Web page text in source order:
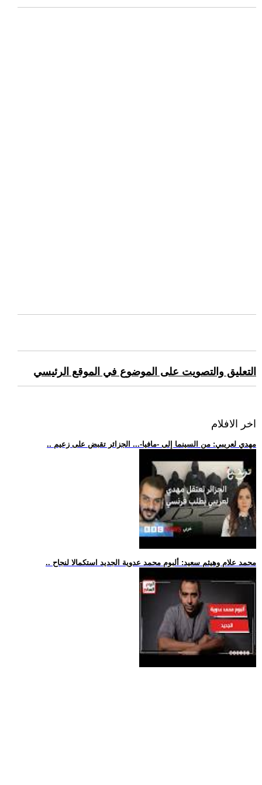
التعليق والتصويت على الموضوع في الموقع الرئيسي
اخر الافلام
.. مهدي لعريبي: من السينما إلى -مافيا-... الجزائر تقبض على زعيم
.. محمد علام وهيثم سعيد: ألبوم محمد عدوية الجديد استكمالا لنجاح